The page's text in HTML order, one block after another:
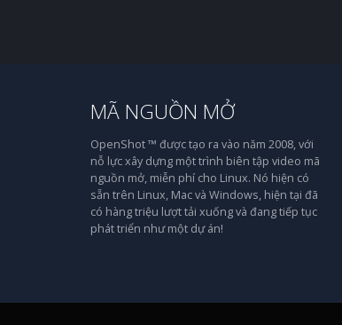
MÃ NGUỒN MỞ
OpenShot ™ được tạo ra vào năm 2008, với
nỗ lực xây dựng một trình biên tập video mã
nguồn mở, miễn phí cho Linux. Nó hiện có
sẵn trên Linux, Mac và Windows, hiện tại đã
có hàng triệu lượt tải xuống và đang tiếp tục
phát triển như một dự án!